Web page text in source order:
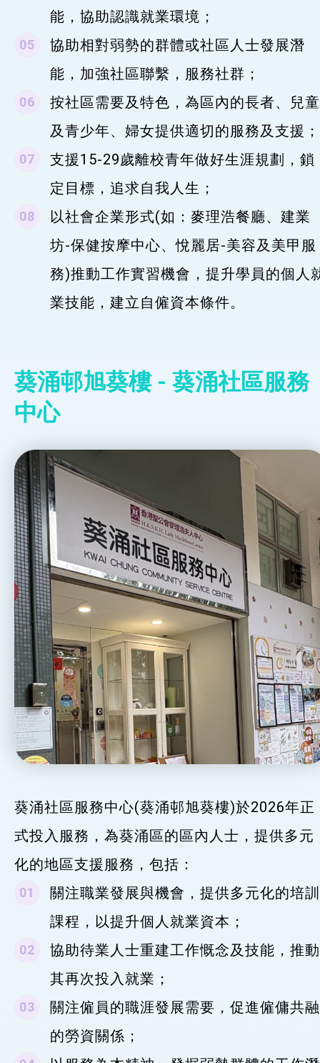
能，協助認識就業環境；
協助相對弱勢的群體或社區人士發展潛
能，加強社區聯繫，服務社群；
按社區需要及特色，為區內的長者、兒童
及青少年、婦女提供適切的服務及支援；
支援15-29歲離校青年做好生涯規劃，鎖
定目標，追求自我人生；
以社會企業形式(如：麥理浩餐廳、建業
坊-保健按摩中心、悅麗居-美容及美甲服
務)推動工作實習機會，提升學員的個人
業技能，建立自僱資本條件。
葵涌邨旭葵樓 - 葵涌社區服務
中心
葵涌社區服務中心(葵涌邨旭葵樓)於2026年正
式投入服務，為葵涌區的區內人士，提供多元
化的地區支援服務，包括：
關注職業發展與機會，提供多元化的培訓
課程，以提升個人就業資本；
協助待業人士重建工作慨念及技能，推動
其再次投入就業；
關注僱員的職涯發展需要，促進僱傭共融
的勞資關係；